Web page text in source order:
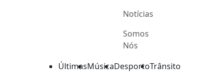
Notícias
Somos
Nós
ÚltimasMúsicaDesportoTrânsito